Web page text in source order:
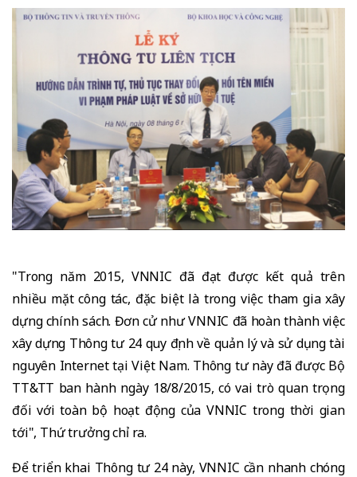
"Trong năm 2015, VNNIC đã đạt được kết quả trên
nhiều mặt công tác, đặc biệt là trong việc tham gia xây
dựng chính sách. Đơn cử như VNNIC đã hoàn thành việc
xây dựng Thông tư 24 quy định về quản lý và sử dụng tài
nguyên Internet tại Việt Nam. Thông tư này đã được Bộ
TT&TT ban hành ngày 18/8/2015, có vai trò quan trọng
đối với toàn bộ hoạt động của VNNIC trong thời gian
tới", Thứ trưởng chỉ ra.
Để triển khai Thông tư 24 này, VNNIC cần nhanh chóng